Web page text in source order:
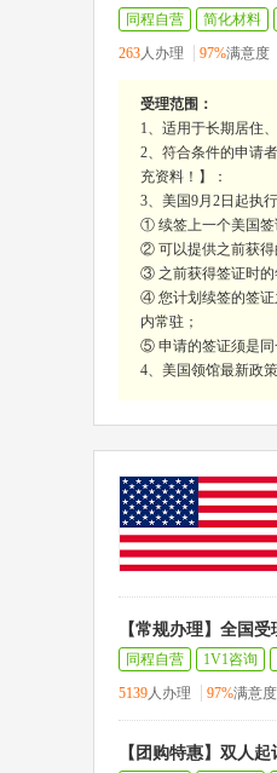
同程自营
简化材料
263人办理 97%满意度
受理范围：
1、适用于长期居住
2、符合条件的申请
充资料！】：
3、美国9月2日起执
① 续签上一个美国签
② 可以提供之前获得
③ 之前获得签证时的
④ 您计划续签的签证
内常驻；
⑤ 申请的签证须是同
4、美国领馆最新政
【常规办理】全国
同程自营
1V1咨询
5139人办理 97%满意度
【团购特惠】双人